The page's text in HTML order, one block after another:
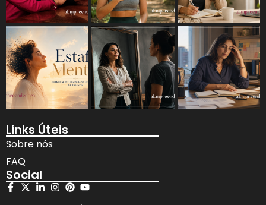
Links Úteis
Sobre nós
FAQ
Social